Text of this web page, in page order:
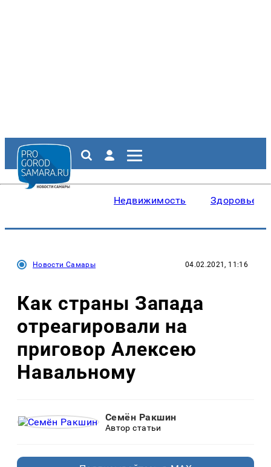
Недвижимость Здоровье
Новости Самары 04.02.2021, 11:16
Как страны Запада
отреагировали на
приговор Алексею
Навальному
Семён Ракшин
Автор статьи